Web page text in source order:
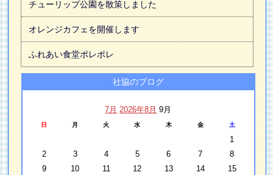
チューリップ公園を散策しました
オレンジカフェを開催します
ふれあい食堂ポレポレ
社協のブログ
7月 2026年8月 9月
日 月 火 水 木 金 土
1
2
3 4 5 6 7
8
9
10 11 12 13 14
15